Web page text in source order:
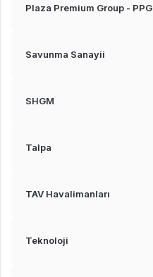
Plaza Premium Group - PPG
Savunma Sanayii
SHGM
Talpa
TAV Havalimanları
Teknoloji